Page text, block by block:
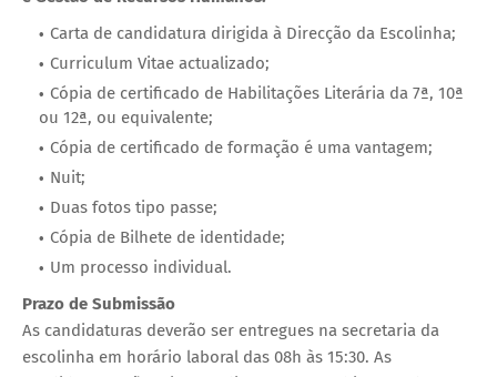
Carta de candidatura dirigida à Direcção da Escolinha;
Curriculum Vitae actualizado;
Cópia de certificado de Habilitações Literária da 7ª, 10ª
ou 12ª, ou equivalente;
Cópia de certificado de formação é uma vantagem;
Nuit;
Duas fotos tipo passe;
Cópia de Bilhete de identidade;
Um processo individual.
Prazo de Submissão
As candidaturas deverão ser entregues na secretaria da
escolinha em horário laboral das 08h às 15:30. As